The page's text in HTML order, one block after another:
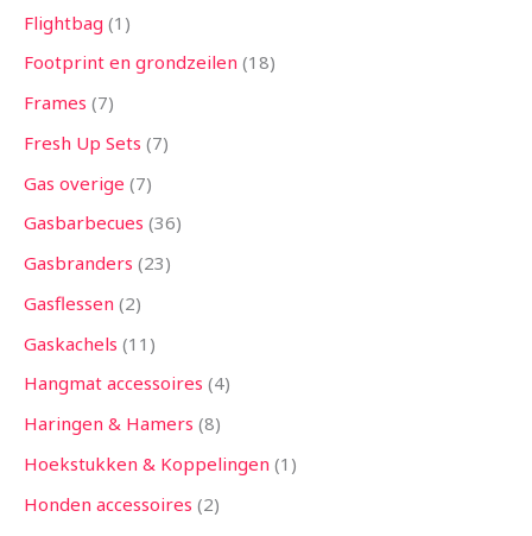
Flightbag 1
Footprint en grondzeilen 18
Frames 7
Fresh Up Sets 7
Gas overige 7
Gasbarbecues 36
Gasbranders 23
Gasflessen 2
Gaskachels 11
Hangmat accessoires 4
Haringen & Hamers 8
Hoekstukken & Koppelingen 1
Honden accessoires 2